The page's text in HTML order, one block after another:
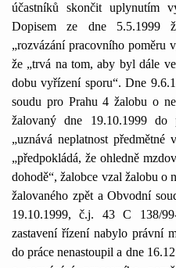
účastníků skončit uplynutím
Dopisem ze dne 5.5.1999
„rozvázání pracovního poměru
že „trvá na tom, aby byl dále
dobu vyřízení sporu“. Dne
soudu pro Prahu 4 žalobu o
žalovaný dne 19.10.1999
„uznává neplatnost
„předpokládá, že ohledně
dohodě“, žalobce vzal žalobu o
žalovaného zpět a Obvodní
19.10.1999, č.j. 43 C 138/
zastavení řízení nabylo právní
do práce nenastoupil a dne